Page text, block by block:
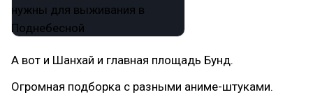
А вот и Шанхай и главная площадь Бунд.
Огромная подборка с разными аниме-штуками.